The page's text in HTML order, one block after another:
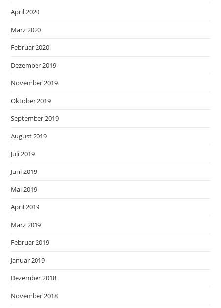
April 2020
März 2020
Februar 2020
Dezember 2019
November 2019
Oktober 2019
September 2019
August 2019
Juli 2019
Juni 2019
Mai 2019
April 2019
März 2019
Februar 2019
Januar 2019
Dezember 2018
November 2018